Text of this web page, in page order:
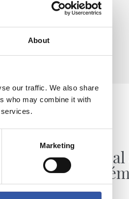
About
our traffic. We also share
who may combine it with
Marketing
VIDÉOS
« La
moi »